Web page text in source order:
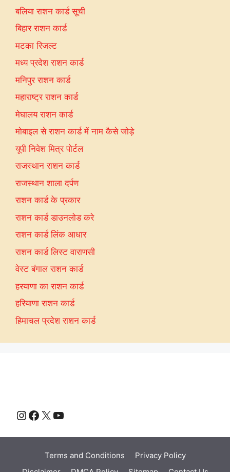
बलिया राशन कार्ड सूची
बिहार राशन कार्ड
मटका रिजल्ट
मध्य प्रदेश राशन कार्ड
मनिपुर राशन कार्ड
महाराष्ट्र राशन कार्ड
मेघालय राशन कार्ड
मोबाइल से राशन कार्ड में नाम कैसे जोड़े
यूपी निवेश मित्र पोर्टल
राजस्थान राशन कार्ड
राजस्थान शाला दर्पण
राशन कार्ड के प्रकार
राशन कार्ड डाउनलोड करे
राशन कार्ड लिंक आधार
राशन कार्ड लिस्ट वाराणसी
वेस्ट बंगाल राशन कार्ड
हरयाणा का राशन कार्ड
हरियाणा राशन कार्ड
हिमाचल प्रदेश राशन कार्ड
Instagram
Facebook
X YouTube
Terms and Conditions
Privacy Policy